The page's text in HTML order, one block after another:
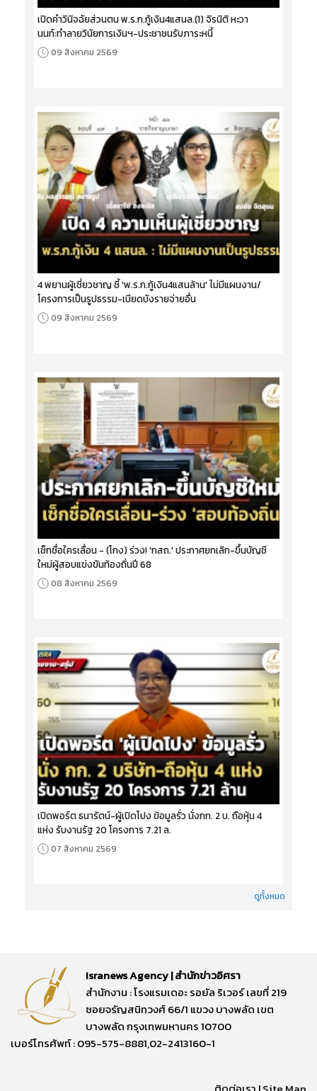
เปิดคำวินิจฉัยส่วนตน พ.ร.ก.กู้เงิน4แสนล.(1) จิรนิติ หะวา
นนท์:ทำลายวินัยการเงินฯ-ประชาชนรับภาระหนี้
09 สิงหาคม 2569
4 พยานผู้เชี่ยวชาญ ชี้ 'พ.ร.ก.กู้เงิน4แสนล้าน' ไม่มีแผนงาน/
โครงการเป็นรูปธรรม-เบียดบังรายจ่ายอื่น
09 สิงหาคม 2569
เช็กชื่อใครเลื่อน - (โกง) ร่วง! 'กสถ.' ประกาศยกเลิก-ขึ้นบัญชี
ใหม่ผู้สอบแข่งขันท้องถิ่นปี 68
08 สิงหาคม 2569
เปิดพอร์ต ธนารัตน์-ผู้เปิดโปง ข้อมูลรั่ว นั่งกก. 2 บ. ถือหุ้น 4
แห่ง รับงานรัฐ 20 โครงการ 7.21 ล.
07 สิงหาคม 2569
ดูทั้งหมด
Isranews Agency | สำนักข่าวอิศรา
สำนักงาน : โรงแรมเดอะ รอยัล ริเวอร์ เลขที่ 219
ซอยจรัญสนิทวงศ์ 66/1 แขวง บางพลัด เขต
บางพลัด กรุงเทพมหานคร 10700
เบอร์โทรศัพท์ : 095-575-8881,02-2413160-1